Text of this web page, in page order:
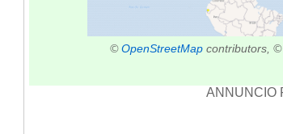
©OpenStreetMapcontributors, ©
ANNUNCIO